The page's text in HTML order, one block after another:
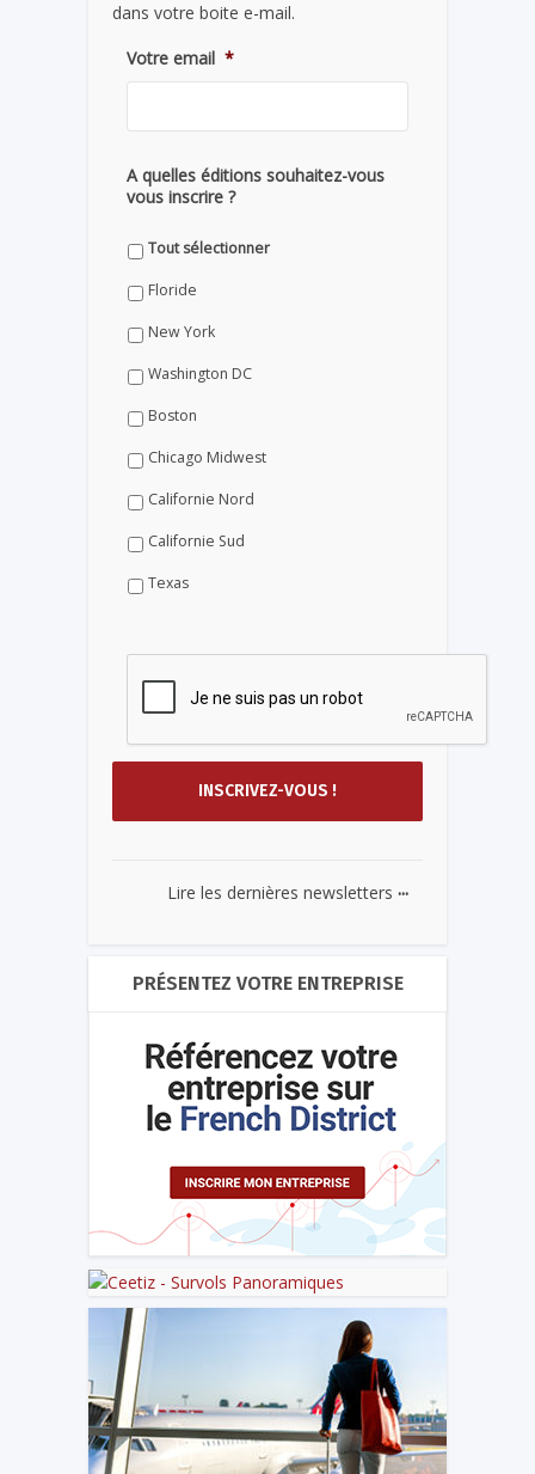
dans votre boite e-mail.
Votre email *
A quelles éditions souhaitez-vous
vous inscrire ?
Tout sélectionner
Floride
New York
Washington DC
Boston
Chicago Midwest
Californie Nord
Californie Sud
Texas
Lire les dernières newsletters ...
PRÉSENTEZ VOTRE ENTREPRISE